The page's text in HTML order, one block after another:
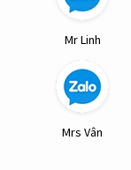
Mr Linh
Mrs Vân